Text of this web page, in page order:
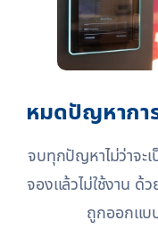
หมดปัญหากา
จบทุกปัญหาไม่ว่าจะ
จองแล้วไม่ใช้งาน ด้
ถูกออกแบ